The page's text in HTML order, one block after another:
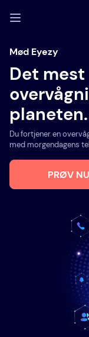
LOG IND
Demo
Funktioner
Om os
Blog
Mød Eyezy
Det
planeten.
Du fortjener en
med morgendagens
PRØV NU